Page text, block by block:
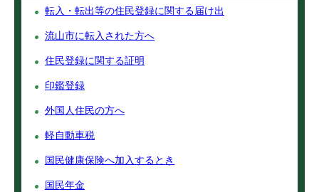
転入・転出等の住民登録に関する届け出
流山市に転入された方へ
住民登録に関する証明
印鑑登録
外国人住民の方へ
軽自動車税
国民健康保険へ加入するとき
国民年金